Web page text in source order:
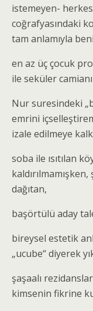
istemeyen-
coğrafyasındaki
tam anlamıyla
en az üç çocuk
ile seküler
Nur suresindeki
emrini
izale edilmeye
soba ile ısıtılan
dağıtan,
başörtülü aday
bireysel estetik
„ucube“ diyerek
şaşaalı
kimsenin fikrine